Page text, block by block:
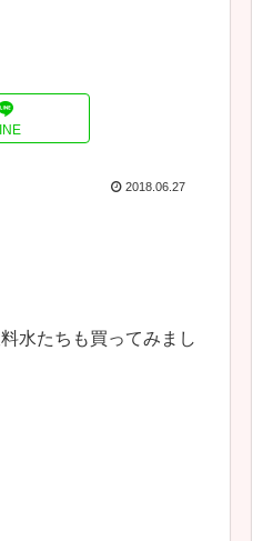
2018.06.27
水たちも買ってみまし